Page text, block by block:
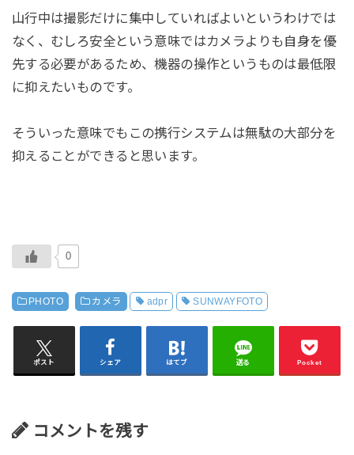
山行中は撮影だけに集中していればよいというわけでは
なく、むしろ安全という意味ではカメラよりも自身を優
先する必要があるため、機器の操作というものは最低限
に抑えたいものです。
そういった意味でもこの携行システムは無駄の大部分を
抑えることができると思います。
0
PHOTO カメラ adpr SUNWAYFOTO
ポスト シェア はてブ 送る Pocket
コメントを残す